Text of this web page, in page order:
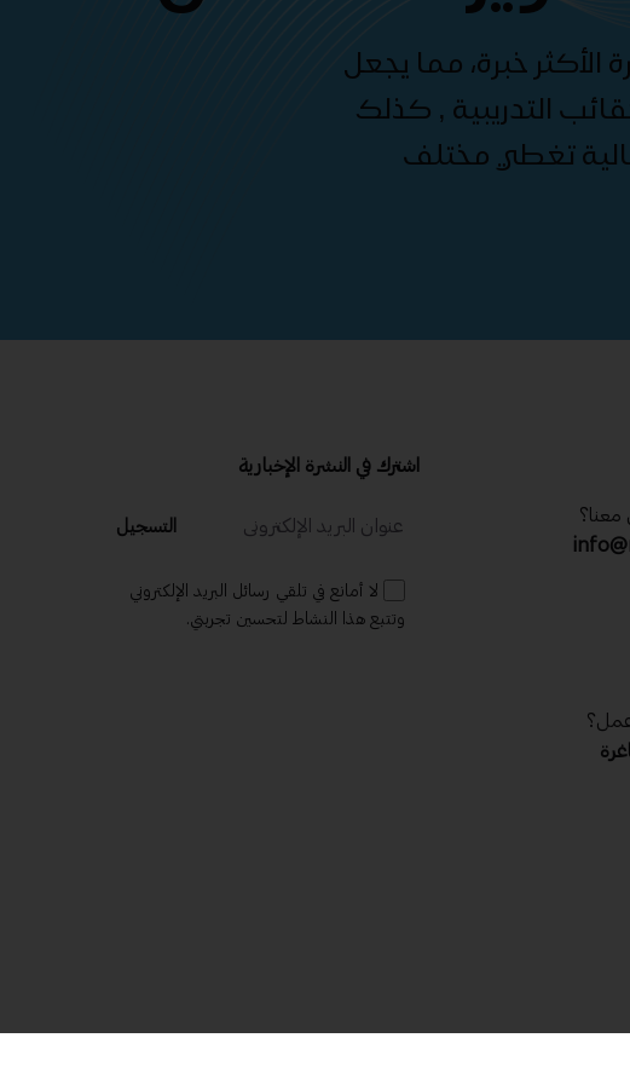
خبرة، مما يجعل
التدريبية , كذلك
تغطي مختلف
اشترك في النشرة الإخبارية
التسجيل
لا أمانع في تلقي رسائل البريد الإلكتروني
وتتبع هذا النشاط لتحسين تجربتي.